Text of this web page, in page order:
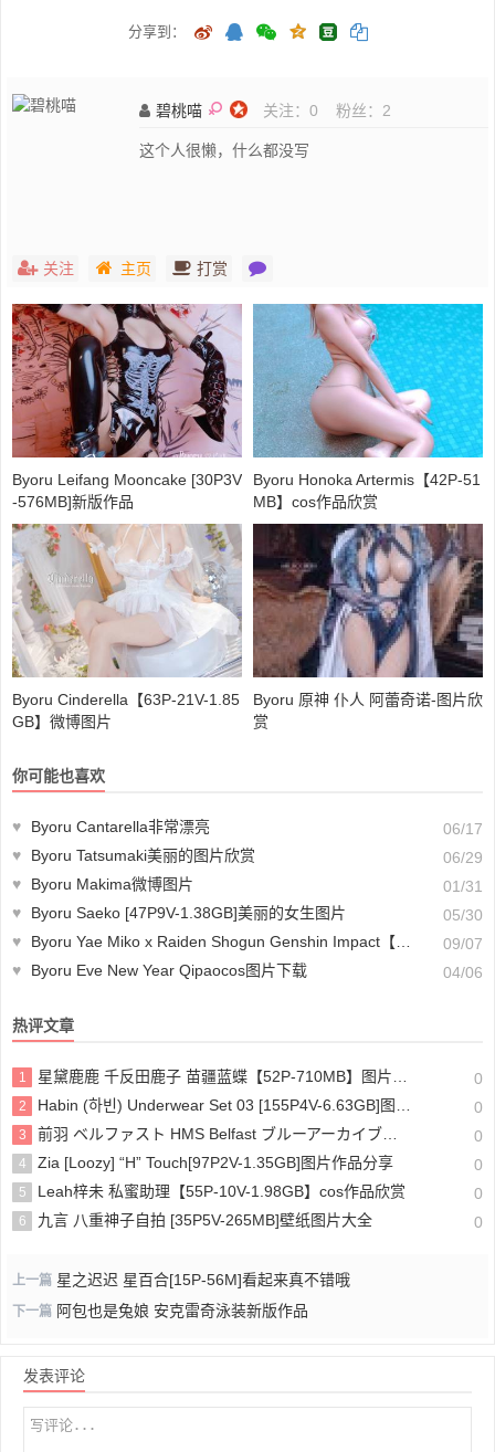
分享到：
碧桃喵 关注： 0 粉丝： 2
这个人很懒，什么都没写
关注 主页 打赏
Byoru Leifang Mooncake [30P3V
-576MB]新版作品
Byoru Honoka Artermis【42P-51
MB】cos作品欣赏
Byoru Cinderella【63P-21V-1.85
GB】微博图片
Byoru 原神 仆人 阿蕾奇诺-图片欣
赏
你可能也喜欢
♥ Byoru Cantarella非常漂亮
06/17
♥
Byoru Tatsumaki美丽的图片欣赏
06/29
♥
Byoru Makima微博图片
01/31
♥
Byoru Saeko [47P9V-1.38GB]美丽的女生图片
05/30
♥
Byoru Yae Miko x Raiden Shogun Genshin Impact【102P-171MB】美丽的图片欣赏
09/07
♥
Byoru Eve New Year Qipaocos图片下载 04/06
热评文章
1 星黛鹿鹿 千反田鹿子 苗疆蓝蝶【52P-710MB】图片作品资源 0
2 Habin (하빈) Underwear Set 03 [155P4V-6.63GB]图片下载 0
3 前羽 ベルファスト HMS Belfast ブルーアーカイブ【54P-23.8MB】未删减图片作品 0
4 Zia [Loozy] “H” Touch[97P2V-1.35GB]图片作品分享 0
5 Leah梓未 私蜜助理【55P-10V-1.98GB】cos作品欣赏 0
6 九言 八重神子自拍 [35P5V-265MB]壁纸图片大全 0
上一篇 星之迟迟 星百合[15P-56M]看起来真不错哦
下一篇 阿包也是兔娘 安克雷奇泳装新版作品
发表评论